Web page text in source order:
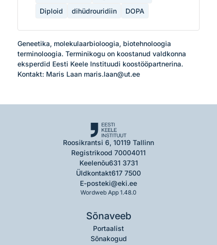
Diploid
dihüdrouridiin DOPA
Geneetika, molekulaarbioloogia, biotehnoloogia
terminoloogia. Terminikogu on koostanud valdkonna
eksperdid Eesti Keele Instituudi koostööpartnerina.
Kontakt: Maris Laan maris.laan@ut.ee
Roosikrantsi 6, 10119 Tallinn
Registrikood 70004011
Keelenõu631 3731
Üldkontakt617 7500
E-posteki@eki.ee
Wordweb App 1.48.0
Sõnaveeb
Portaalist
Sõnakogud